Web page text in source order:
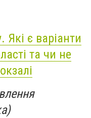
Які є варіанти
та чи не